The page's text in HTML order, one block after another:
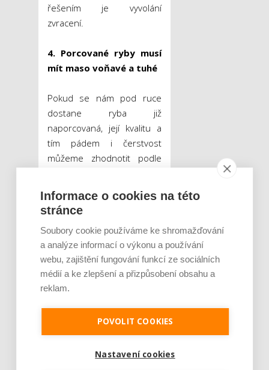
řešením je vyvolání
zvracení.
4. Porcované ryby musí
mít maso voňavé a tuhé
Pokud se nám pod ruce
dostane ryba již
naporcovaná, její kvalitu a
tím pádem i čerstvost
můžeme zhodnotit podle
být tuhé, bělavé až
načervenalé, podle druhu
ryby. Prvním signálem
zkaženého masa je tedy
nažloutlá až šedivá a blátivá
barva. Vodícím znakem
může být také vůně.
Mořská ryba, i když
připravená na kousky, by
měla vonět po slané vodě a
neměla by být cítit rybinou.
Pokud se jedná o opravdu
Informace o cookies na této
stránce
Soubory cookie používáme ke shromažďování
a analýze informací o výkonu a používání
webu, zajištění fungování funkcí ze sociálních
médií a ke zlepšení a přizpůsobení obsahu a
reklam.
POVOLIT COOKIES
Nastavení cookies